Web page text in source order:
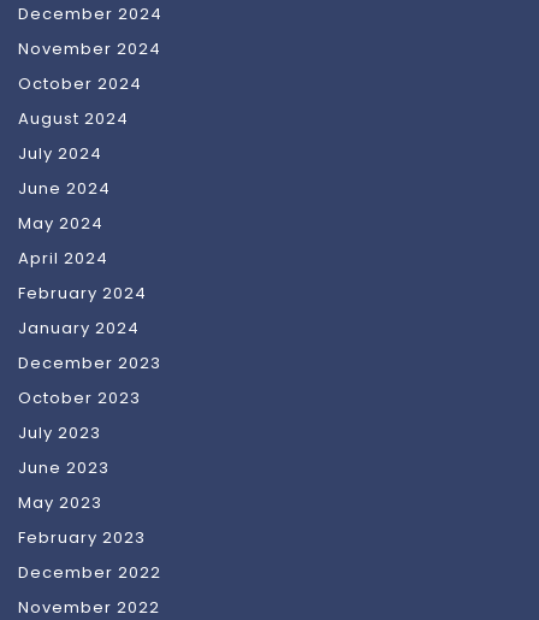
December 2024
November 2024
October 2024
August 2024
July 2024
June 2024
May 2024
April 2024
February 2024
January 2024
December 2023
October 2023
July 2023
June 2023
May 2023
February 2023
December 2022
November 2022